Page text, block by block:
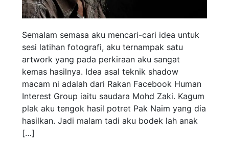
Semalam semasa aku mencari-cari idea untuk
sesi latihan fotografi, aku ternampak satu
artwork yang pada perkiraan aku sangat
kemas hasilnya. Idea asal teknik shadow
macam ni adalah dari Rakan Facebook Human
Interest Group iaitu saudara Mohd Zaki. Kagum
plak aku tengok hasil potret Pak Naim yang dia
hasilkan. Jadi malam tadi aku bodek lah anak
[…]